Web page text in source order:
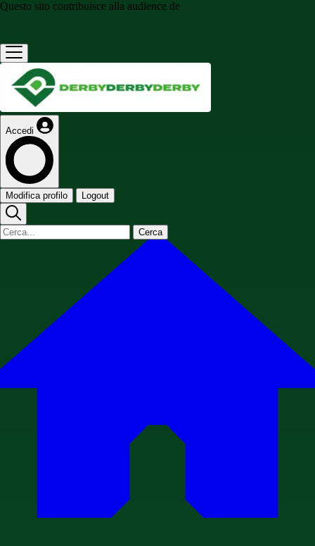
Questo sito contribuisce alla audience de
Accedi
Modifica profilo Logout
Cerca